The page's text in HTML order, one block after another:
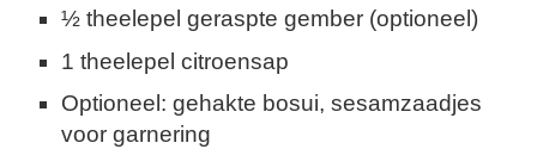
½ theelepel geraspte gember (optioneel)
1 theelepel citroensap
Optioneel: gehakte bosui, sesamzaadjes
voor garnering